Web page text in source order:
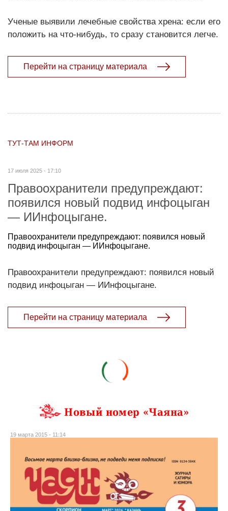
Ученые выявили лечебные свойства хрена: если его
положить на что-нибудь, то сразу становится легче.
Перейти на страницу материала
ТУТ-ТАМ ИНФОРМ
17 июля 2025 - 17:10
Правоохранители предупреждают:
появился новый подвид инфоцыган
— ИИнфоцыгане.
Правоохранители предупреждают: появился новый
подвид инфоцыган — ИИнфоцыгане.
Правоохранители предупреждают: появился новый
подвид инфоцыган — ИИнфоцыгане.
Перейти на страницу материала
Новый номер «Чаяна»
19 марта 2015 - 11:14